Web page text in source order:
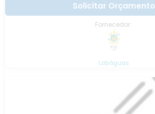
Solicitar Orçamento
Fornecedor:
Labáguas